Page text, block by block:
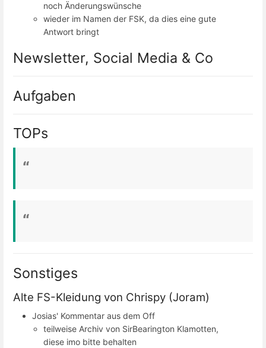
noch Änderungswünsche
wieder im Namen der FSK, da dies eine gute
Antwort bringt
Newsletter, Social Media & Co
Aufgaben
TOPs
Sonstiges
Alte FS-Kleidung von Chrispy (Joram)
Josias' Kommentar aus dem Off
teilweise Archiv von SirBearington Klamotten,
diese imo bitte behalten